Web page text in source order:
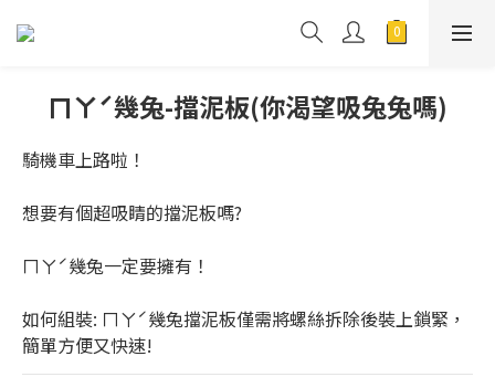
ㄇㄚˊ幾兔-擋泥板(你渴望吸兔兔嗎)
騎機車上路啦！
想要有個超吸睛的擋泥板嗎?
ㄇㄚˊ幾兔一定要擁有！
如何組裝: ㄇㄚˊ幾兔擋泥板僅需將螺絲拆除後裝上鎖緊，
簡單方便又快速!